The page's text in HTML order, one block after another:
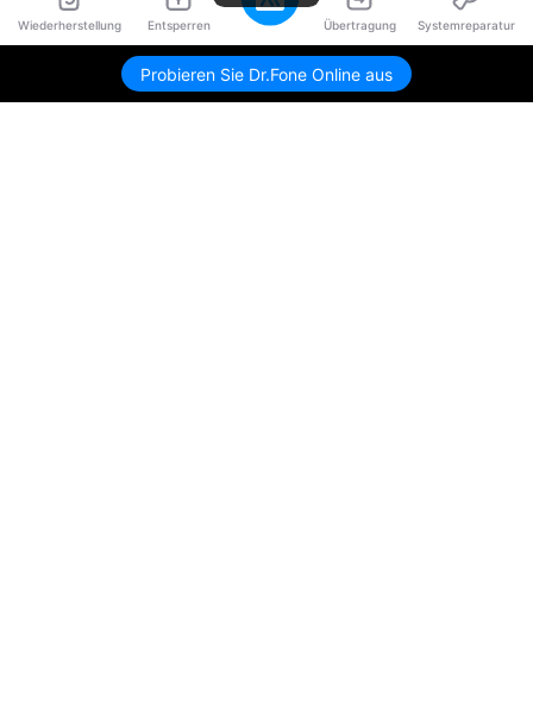
Wiederherstellung Entsperren Übertragung Systemreparatur
Probieren Sie Dr.Fone Online aus